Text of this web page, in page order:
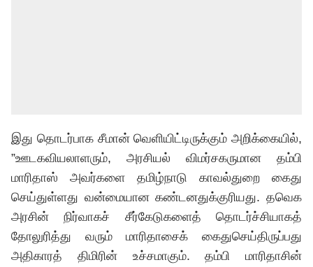
இது தொடர்பாக சீமான் வெளியிட்டிருக்கும் அறிக்கையில்,
”ஊடகவியலாளரும், அரசியல் விமர்சகருமான தம்பி
மாரிதாஸ் அவர்களை தமிழ்நாடு காவல்துறை கைது
செய்துள்ளது வன்மையான கண்டனதுக்குரியது. தவெக
அரசின் நிர்வாகச் சீர்கேடுகளைத் தொடர்ச்சியாகத்
தோலுரித்து வரும் மாரிதாசைக் கைதுசெய்திருப்பது
அதிகாரத் திமிரின் உச்சமாகும். தம்பி மாரிதாசின்